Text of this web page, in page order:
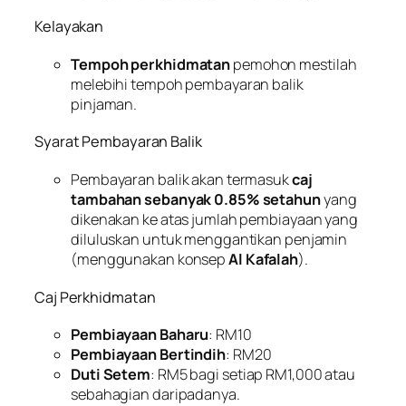
Kelayakan
Tempoh perkhidmatanpemohon mestilah
melebihi tempoh pembayaran balik
pinjaman.
Syarat Pembayaran Balik
Pembayaran balik akan termasukcaj
tambahan sebanyak 0.85% setahunyang
dikenakan ke atas jumlah pembiayaan yang
diluluskan untuk menggantikan penjamin
(menggunakan konsepAl Kafalah).
Caj Perkhidmatan
Pembiayaan Baharu: RM10
Pembiayaan Bertindih: RM20
Duti Setem: RM5 bagi setiap RM1,000 atau
sebahagian daripadanya.